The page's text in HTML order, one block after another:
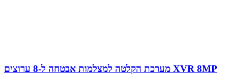
מערכת הקלטה למצלמות אבטחה ל-8 ערוצים XVR 8MP